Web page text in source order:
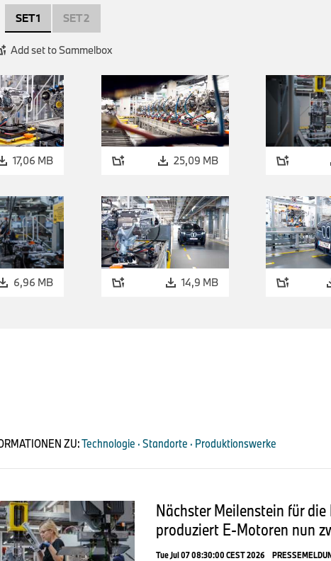
Hochvolt oder auch Digitalisierung.“
SET 1 SET 2
Add set to Sammelbox
17,06 MB 25,09 MB
6,96 MB 14,9 MB
ZU:Technologie · Standorte · Produktionswerke
Nächster Meilenstein für
produziert E-Motoren nun
Tue Jul 07 08:30:00 CEST 2026